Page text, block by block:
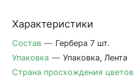
Характеристики
Состав — Гербера 7 шт.
Упаковка — Упаковка, Лента
Страна просхождения цветов